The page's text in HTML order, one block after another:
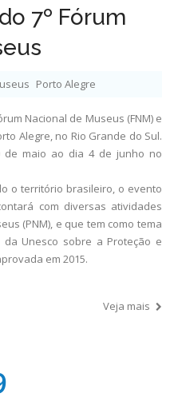
7º Fórum
Porto Alegre
Nacional de Museus (FNM) e
Alegre, no Rio Grande do Sul.
de maio ao dia 4 de junho no
o território brasileiro, o evento
com diversas atividades
(PNM), e que tem como tema
Unesco sobre a Proteção e
em 2015.
Veja mais